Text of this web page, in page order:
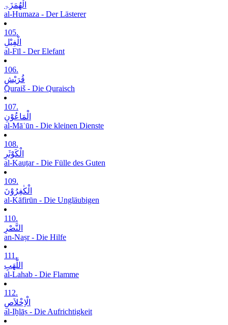
الْھُمَزَۃِ
al-Humaza - Der Lästerer
105.
الْفِیْلِ
al-Fīl - Der Elefant
106.
قُرَیْشٍ
Quraiš - Die Quraisch
107.
الْمَاعُوْنِ
al-Māʿūn - Die kleinen Dienste
108.
الْکَوْثَرِ
al-Kauṯar - Die Fülle des Guten
109.
الْکٰفِرُوْنَ
al-Kāfirūn - Die Ungläubigen
110.
النَّصْرِ
an-Naṣr - Die Hilfe
111.
اللَّھَبِ
al-Lahab - Die Flamme
112.
الْاِخْلاَصِ
al-Iḫlāṣ - Die Aufrichtigkeit